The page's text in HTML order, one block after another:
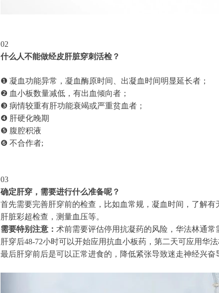
02
什么人不能做经皮肝脏穿刺活检？
❶ 凝血功能异常，凝血酶原时间、出凝血时间明显延长者；
❷ 血小板数量减低，有出血倾向者；
❸ 病情较重有肝功能衰竭或严重贫血者；
❹ 肝硬化晚期
❺ 腹腔积液
❻ 不合作者;
03
确定肝穿，需要进行什么准备呢？
首先需要完善肝穿前的检查，比如血常规，凝血时间，了解
肝脏彩超检查，测量血压等。
需要特别注意： 术前需要评估停用抗凝药的风险，华法林通常
肝穿后48-72小时可以开始应用抗血小板药，第二天可应用华法
最后肝穿前后是可以正常进食的，降低紧张导致迷走神经兴奋